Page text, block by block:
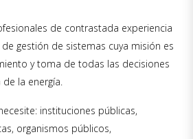
de contrastada experiencia
gestión de sistemas cuya misión es
y toma de todas las decisiones
la energía.
instituciones públicas,
organismos públicos,